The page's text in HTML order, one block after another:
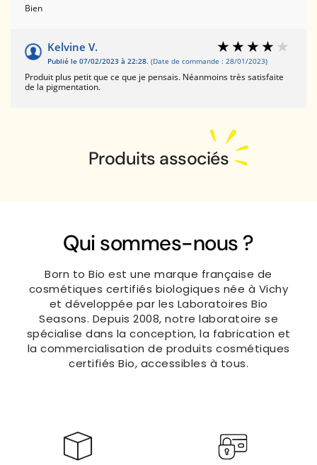
Bien
Kelvine V.
Publié le 07/02/2023 à 22:28. (Date de commande : 28/01/2023)
Produit plus petit que ce que je pensais. Néanmoins très satisfaite
de la pigmentation.
Produits associés
Qui sommes-nous ?
Born to Bio est une marque française de
cosmétiques certifiés biologiques née à Vichy
et développée par les Laboratoires Bio
Seasons. Depuis 2008, notre laboratoire se
spécialise dans la conception, la fabrication et
la commercialisation de produits cosmétiques
certifiés Bio, accessibles à tous.